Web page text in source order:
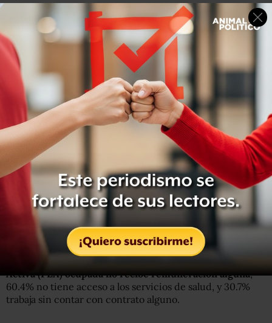
El Distrito Federal registra un nivel de informalidad de
59.5% de su PEA; Jalisco, del 66.3, y Nuevo León, 55.8,
según el estudio de Aregional.
Además,
el 28.8% de la Población Económicamente
Activa (PEA) ocupada no recibe remuneración alguna;
60.4% no tiene acceso a los servicios de salud, y 30.7%
trabaja sin contar con contrato alguno.